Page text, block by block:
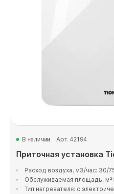
В наличии Арт. 42194
Приточная установка
Расход воздуха, м3/час: 30/
Обслуживаемая площадь,
Тип нагревателя: с